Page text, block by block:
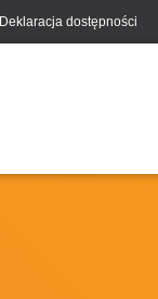
Deklaracja dostępności